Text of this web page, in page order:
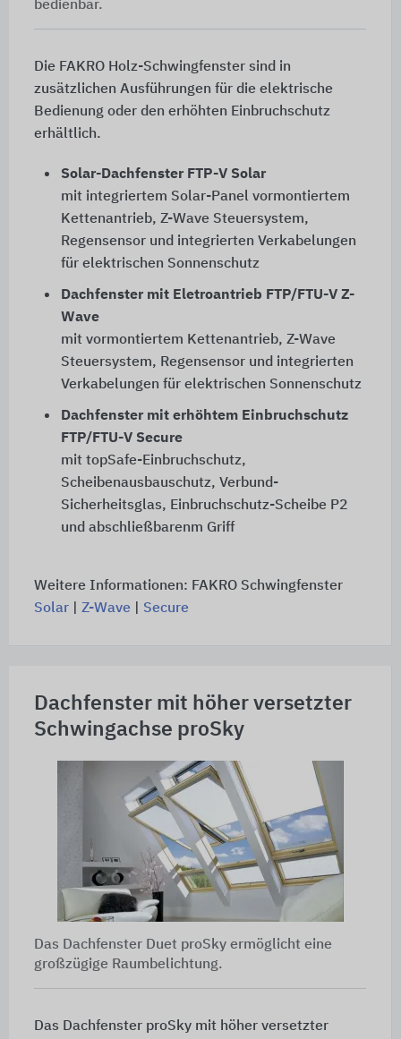
bedienbar.
Die FAKRO Holz-Schwingfenster sind in
zusätzlichen Ausführungen für die elektrische
Bedienung oder den erhöhten Einbruchschutz
erhältlich.
Solar-Dachfenster FTP-V Solar
mit integriertem Solar-Panel vormontiertem
Kettenantrieb, Z-Wave Steuersystem,
Regensensor und integrierten Verkabelungen
für elektrischen Sonnenschutz
Dachfenster mit Eletroantrieb FTP/FTU-V Z-
Wave
mit vormontiertem Kettenantrieb, Z-Wave
Steuersystem, Regensensor und integrierten
Verkabelungen für elektrischen Sonnenschutz
Dachfenster mit erhöhtem Einbruchschutz
FTP/FTU-V Secure
mit topSafe-Einbruchschutz,
Scheibenausbauschutz, Verbund-
Sicherheitsglas, Einbruchschutz-Scheibe P2
und abschließbarenm Griff
Weitere Informationen: FAKRO Schwingfenster
Solar| Z-Wave| Secure
Dachfenster mit höher versetzter
Schwingachse proSky
Das Dachfenster Duet proSky ermöglicht eine
großzügige Raumbelichtung.
Das Dachfenster proSky mit höher versetzter